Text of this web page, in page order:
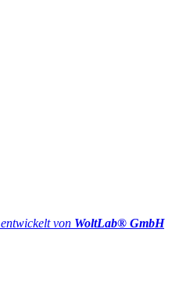
, entwickelt von WoltLab® GmbH